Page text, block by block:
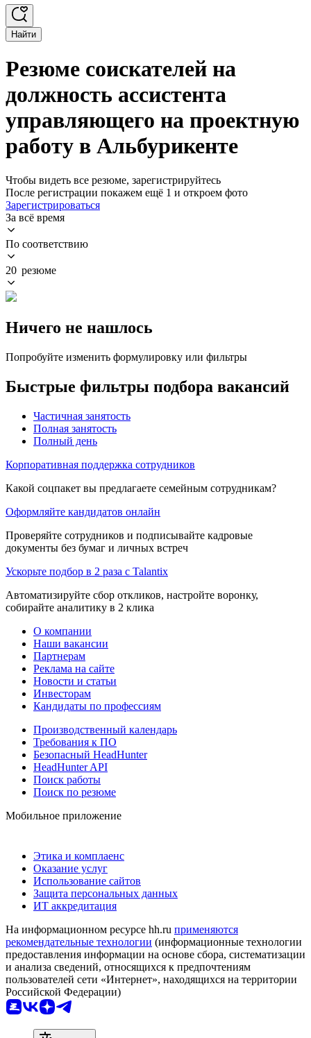
Найти
Резюме соискателей на
должность ассистента
управляющего на проектную
работу в Альбурикенте
Чтобы видеть все резюме, зарегистрируйтесь
После регистрации покажем ещё 1 и откроем фото
Зарегистрироваться
За всё время
По соответствию
20 резюме
Ничего не нашлось
Попробуйте изменить формулировку или фильтры
Быстрые фильтры подбора вакансий
Частичная занятость
Полная занятость
Полный день
Корпоративная поддержка сотрудников
Какой соцпакет вы предлагаете семейным сотрудникам?
Оформляйте кандидатов онлайн
Проверяйте сотрудников и подписывайте кадровые
документы без бумаг и личных встреч
Ускорьте подбор в 2 раза с Talantix
Автоматизируйте сбор откликов, настройте воронку,
собирайте аналитику в 2 клика
О компании
Наши вакансии
Партнерам
Реклама на сайте
Новости и статьи
Инвесторам
Кандидаты по профессиям
Производственный календарь
Требования к ПО
Безопасный HeadHunter
HeadHunter API
Поиск работы
Поиск по резюме
Мобильное приложение
Этика и комплаенс
Оказание услуг
Использование сайтов
Защита персональных данных
ИТ аккредитация
На информационном ресурсе hh.ru применяются
рекомендательные технологии (информационные технологии
предоставления информации на основе сбора, систематизации
и анализа сведений, относящихся к предпочтениям
пользователей сети «Интернет», находящихся на территории
Российской Федерации)